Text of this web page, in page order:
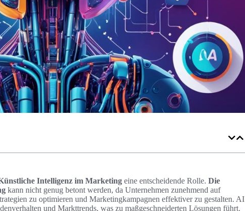
Intelligenz im Marketing eine entscheidende Rolle. Die
kann nicht genug betont werden, da Unternehmen zunehmend auf
zu optimieren und Marketingkampagnen effektiver zu gestalten. AI
und Markttrends, was zu maßgeschneiderten Lösungen führt.